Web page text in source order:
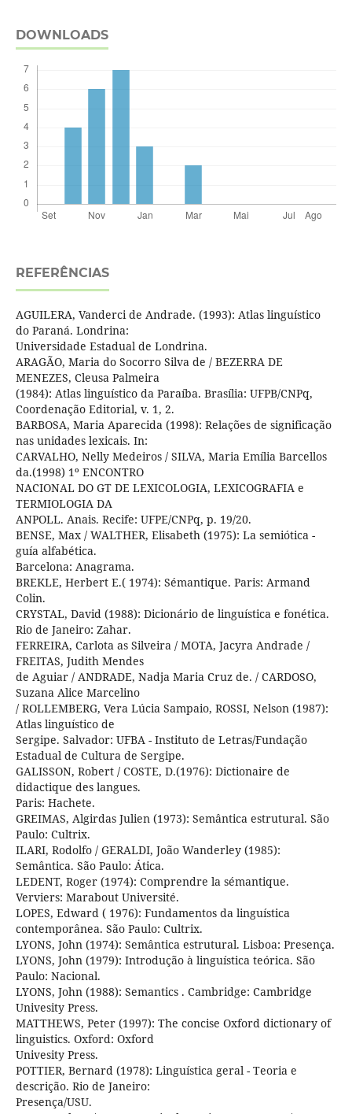
DOWNLOADS
REFERÊNCIAS
AGUILERA, Vanderci de Andrade. (1993): Atlas linguístico
do Paraná. Londrina:
Universidade Estadual de Londrina.
ARAGÃO, Maria do Socorro Silva de / BEZERRA DE
MENEZES, Cleusa Palmeira
(1984): Atlas linguístico da Paraíba. Brasília: UFPB/CNPq,
Coordenação Editorial, v. 1, 2.
BARBOSA, Maria Aparecida (1998): Relações de significação
nas unidades lexicais. In:
CARVALHO, Nelly Medeiros / SILVA, Maria Emília Barcellos
da.(1998) 1º ENCONTRO
NACIONAL DO GT DE LEXICOLOGIA, LEXICOGRAFIA e
TERMIOLOGIA DA
ANPOLL. Anais. Recife: UFPE/CNPq, p. 19/20.
BENSE, Max / WALTHER, Elisabeth (1975): La semiótica -
guía alfabética.
Barcelona: Anagrama.
BREKLE, Herbert E.( 1974): Sémantique. Paris: Armand
Colin.
CRYSTAL, David (1988): Dicionário de linguística e fonética.
Rio de Janeiro: Zahar.
FERREIRA, Carlota as Silveira / MOTA, Jacyra Andrade /
FREITAS, Judith Mendes
de Aguiar / ANDRADE, Nadja Maria Cruz de. / CARDOSO,
Suzana Alice Marcelino
/ ROLLEMBERG, Vera Lúcia Sampaio, ROSSI, Nelson (1987):
Atlas linguístico de
Sergipe. Salvador: UFBA - Instituto de Letras/Fundação
Estadual de Cultura de Sergipe.
GALISSON, Robert / COSTE, D.(1976): Dictionaire de
didactique des langues.
Paris: Hachete.
GREIMAS, Algirdas Julien (1973): Semântica estrutural. São
Paulo: Cultrix.
ILARI, Rodolfo / GERALDI, João Wanderley (1985):
Semântica. São Paulo: Ática.
LEDENT, Roger (1974): Comprendre la sémantique.
Verviers: Marabout Université.
LOPES, Edward ( 1976): Fundamentos da linguística
contemporânea. São Paulo: Cultrix.
LYONS, John (1974): Semântica estrutural. Lisboa: Presença.
LYONS, John (1979): Introdução à linguística teórica. São
Paulo: Nacional.
LYONS, John (1988): Semantics . Cambridge: Cambridge
Univesity Press.
MATTHEWS, Peter (1997): The concise Oxford dictionary of
linguistics. Oxford: Oxford
Univesity Press.
POTTIER, Bernard (1978): Linguística geral - Teoria e
descrição. Rio de Janeiro:
Presença/USU.